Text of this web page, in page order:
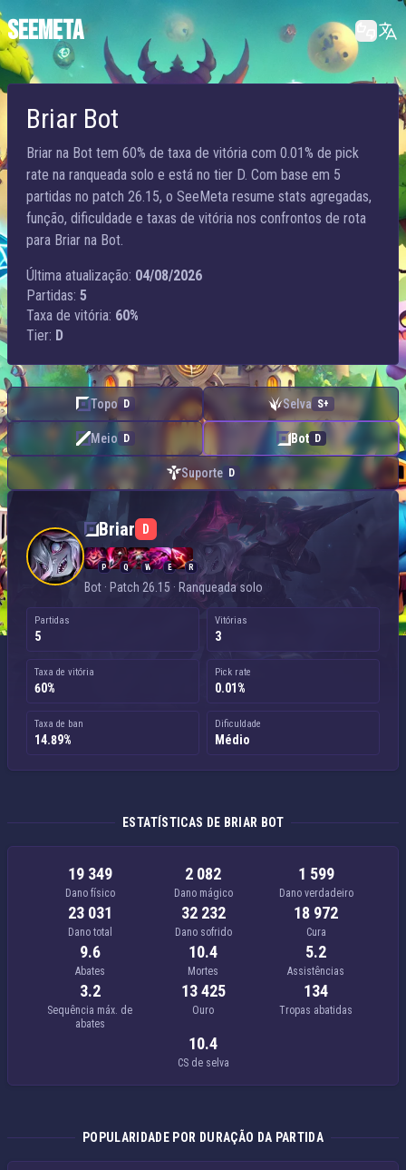
SEEMETA
Briar Bot
Briar na Bot tem 60% de taxa de vitória com 0.01% de pick
rate na ranqueada solo e está no tier D. Com base em 5
partidas no patch 26.15, o SeeMeta resume stats agregadas,
função, dificuldade e taxas de vitória nos confrontos de rota
para Briar na Bot.
Última atualização: 04/08/2026
Partidas: 5
Taxa de vitória: 60%
Tier: D
Topo D Selva S+
Meio D Bot D
Suporte D
Briar — Bot
Briar D
P Q W E R
Bot · Patch 26.15 · Ranqueada solo
Partidas
5
Vitórias
3
Taxa de vitória
60%
Pick rate
0.01%
Taxa de ban
14.89%
Dificuldade
Médio
ESTATÍSTICAS DE BRIAR BOT
19 349
Dano físico
2 082
Dano mágico
1 599
Dano verdadeiro
23 031
Dano total
32 232
Dano sofrido
18 972
Cura
9.6
Abates
10.4
Mortes
5.2
Assistências
3.2
Sequência máx. de
abates
13 425
Ouro
134
Tropas abatidas
10.4
CS de selva
POPULARIDADE POR DURAÇÃO DA PARTIDA